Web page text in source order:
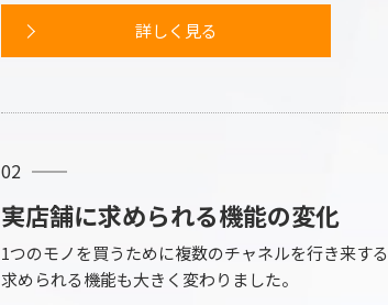
詳しく見る
02
実店舗に求められる機能の変化
1つのモノを買うために複数のチャネルを行き来す
求められる機能も大きく変わりました。